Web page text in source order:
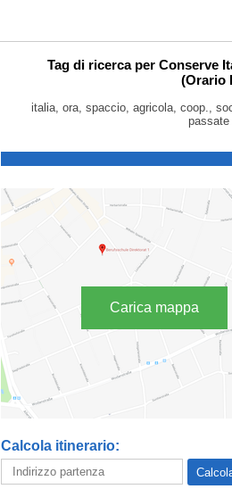
Tag di ricerca per Conserve
(Orario
italia, ora, spaccio, agricola, coop.,
passate
Carica mappa
Calcola itinerario: